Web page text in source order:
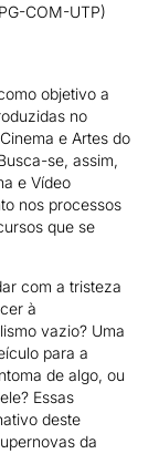
COM-UTP)
objetivo a
no
e Artes do
se, assim,
e Vídeo
nos processos
que se
com a tristeza
à
vazio? Uma
para a
de algo, ou
Essas
deste
da